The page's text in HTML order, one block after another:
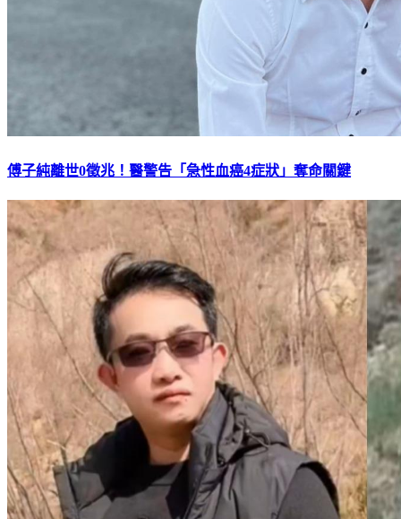
傅子純離世0徵兆！醫警告「急性血癌4症狀」奪命關鍵